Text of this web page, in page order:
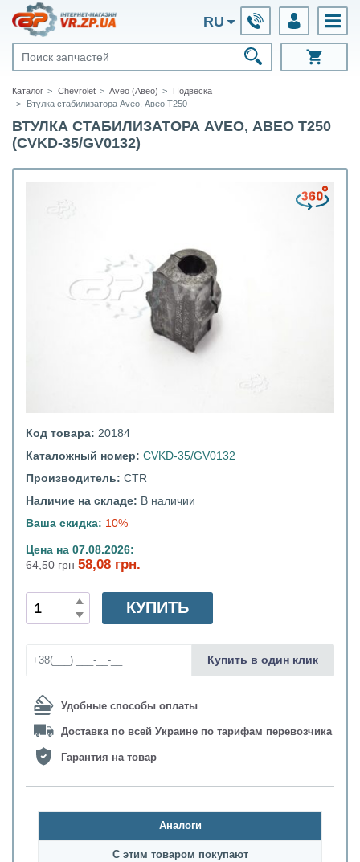
RU
Каталог Chevrolet Aveo (Авео)
Подвеска
Втулка стабилизатора Aveo, Авео Т250
ВТУЛКА СТАБИЛИЗАТОРА AVEO, АВЕО Т250
(CVKD-35/GV0132)
Код товара: 20184
Каталожный номер: CVKD-35/GV0132
Производитель: CTR
Наличие на складе: В наличии
Ваша скидка: 10%
Цена на 07.08.2026:
64,50 грн58,08 грн.
Удобные способы оплаты
Доставка по всей Украине по тарифам перевозчика
Гарантия на товар
КУПИТЬ
Купить в один клик
Аналоги
С этим товаром покупают